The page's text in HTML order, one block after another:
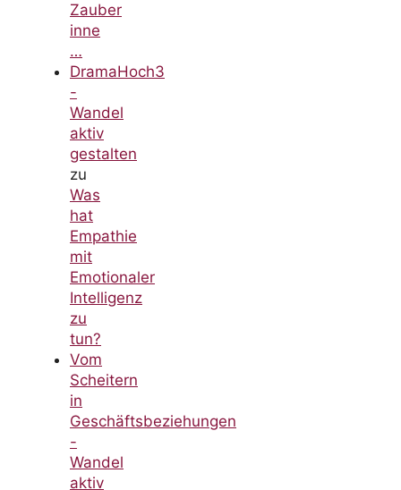
Zauber
inne
…
DramaHoch3
-
Wandel
aktiv
gestalten
zu
Was
hat
Empathie
mit
Emotionaler
Intelligenz
zu
tun?
Vom
Scheitern
in
Geschäftsbeziehungen
-
Wandel
aktiv